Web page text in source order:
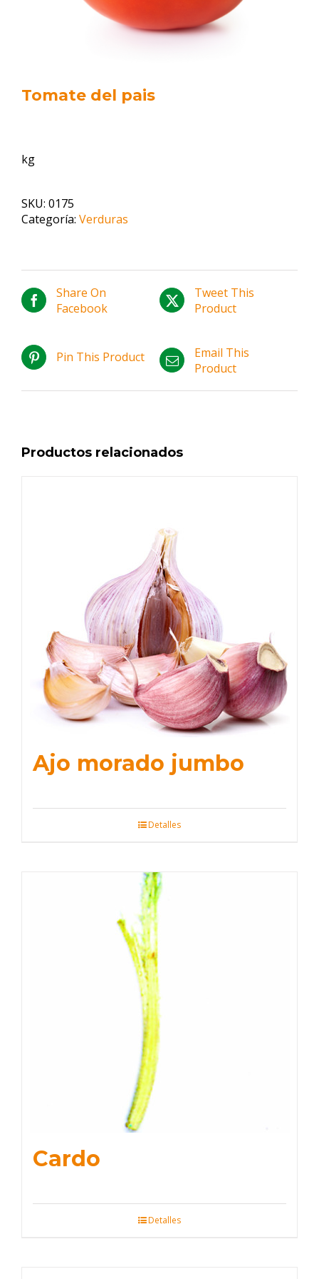
Tomate del pais
kg
SKU: 0175
Categoría: Verduras
Share On
Facebook
Tweet This
Product
Pin This Product
Email This
Product
Productos relacionados
Ajo morado jumbo
Detalles
Cardo
Detalles